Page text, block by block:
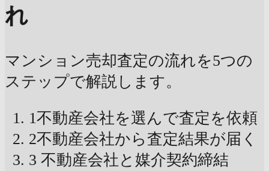
れ
マンション売却査定の流れを5つの
ステップで解説します。
1不動産会社を選んで査定を依頼
2不動産会社から査定結果が届く
3 不動産会社と媒介契約締結